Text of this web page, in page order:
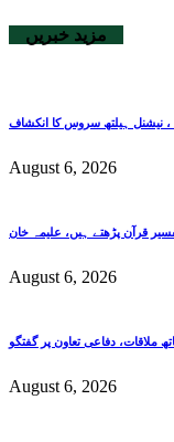
مزید خبریں
August 6, 2026
قرآن پڑھتے ہیں، علیمہ خان
August 6, 2026
دفاعی تعاون پر گفتگو
August 6, 2026